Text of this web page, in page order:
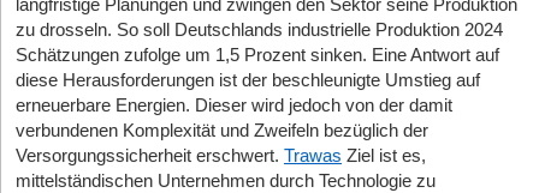
langfristige Planungen und zwingen den Sektor seine Produktion
zu drosseln. So soll Deutschlands industrielle Produktion 2024
Schätzungen zufolge um 1,5 Prozent sinken. Eine Antwort auf
diese Herausforderungen ist der beschleunigte Umstieg auf
erneuerbare Energien. Dieser wird jedoch von der damit
verbundenen Komplexität und Zweifeln bezüglich der
Versorgungssicherheit erschwert. Trawas Ziel ist es,
mittelständischen Unternehmen durch Technologie zu